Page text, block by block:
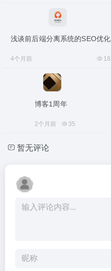
浅谈前后端分离系统的SEO优化
4个月前 18
博客1周年
2个月前 35
暂无评论